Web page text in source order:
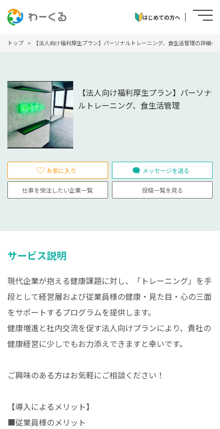
はじめての方へ
トップ 【法人向け福利厚生プラン】パーソナルトレーニング、食生活管理の詳細ペ
【法人向け福利厚生プラン】パーソナ
ルトレーニング、食生活管理
お気に入り メッセージを送る
仕事を受注したい企業一覧 投稿一覧を見る
サービス説明
現代企業が抱える健康課題に対し、「トレーニング」を手
段として経営層および従業員様の健康・見た目・心の三面
をサポートするプログラムを提供します。
健康増進と社内交流を促す法人向けプランにより、貴社の
健康経営に少しでもお力添えできますと幸いです。
ご興味のある方はお気軽にご相談ください！
【導入によるメリット】
■従業員様のメリット